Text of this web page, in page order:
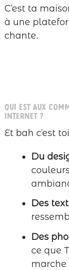
C’est ta
à une
chante.
Qui est aux
internet ?
Et bah c’est
Du
Des
Des
ce que
marche